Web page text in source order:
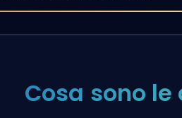
Cosa sono le